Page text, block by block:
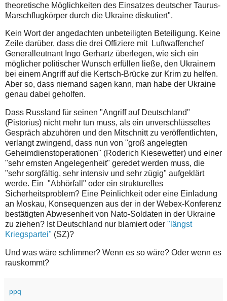
theoretische Möglichkeiten des Einsatzes deutscher Taurus-
Marschflugkörper durch die Ukraine diskutiert".
Kein Wort der angedachten unbeteiligten Beteiligung. Keine
Zeile darüber, dass die drei Offiziere mit Luftwaffenchef
Generalleutnant Ingo Gerhartz überlegen, wie sich ein
möglicher politischer Wunsch erfüllen ließe, den Ukrainern
bei einem Angriff auf die Kertsch-Brücke zur Krim zu helfen.
Aber so, dass niemand sagen kann, man habe der Ukraine
genau dabei geholfen.
Dass Russland für seinen "Angriff auf Deutschland"
(Pistorius) nicht mehr tun muss, als ein unverschlüsseltes
Gespräch abzuhören und den Mitschnitt zu veröffentlichten,
verlangt zwingend, dass nun von "groß angelegten
Geheimdienstoperationen" (Roderich Kiesewetter) und einer
"sehr ernsten Angelegenheit" geredet werden muss, die
"sehr sorgfältig, sehr intensiv und sehr zügig" aufgeklärt
werde. Ein "Abhörfall" oder ein strukturelles
Sicherheitsproblem? Eine Peinlichkeit oder eine Einladung
an Moskau, Konsequenzen aus der in der Webex-Konferenz
bestätigten Abwesenheit von Nato-Soldaten in der Ukraine
zu ziehen? Ist Deutschland nur blamiert oder "längst
Kriegspartei" (SZ)?
Und was wäre schlimmer? Wenn es so wäre? Oder wenn es
rauskommt?
ppq